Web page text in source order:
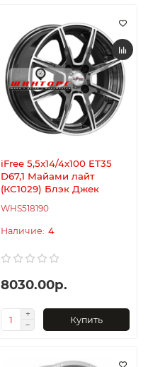
iFree 5,5x14/4x100 ET35
D67,1 Майами лайт
(КС1029) Блэк Джек
WHS518190
4
8030.00р.
Купить